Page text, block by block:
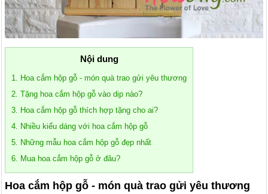
Nội dung
1. Hoa cắm hộp gỗ - món quà trao gửi yêu thương
2. Tặng hoa cắm hộp gỗ vào dịp nào?
3. Hoa cắm hộp gỗ thích hợp tặng cho ai?
4. Nhiều kiểu dáng với hoa cắm hộp gỗ
5. Những mẫu hoa cắm hộp gỗ đẹp nhất
6. Mua hoa cắm hộp gỗ ở đâu?
Hoa cắm hộp gỗ - món quà trao gửi yêu thương